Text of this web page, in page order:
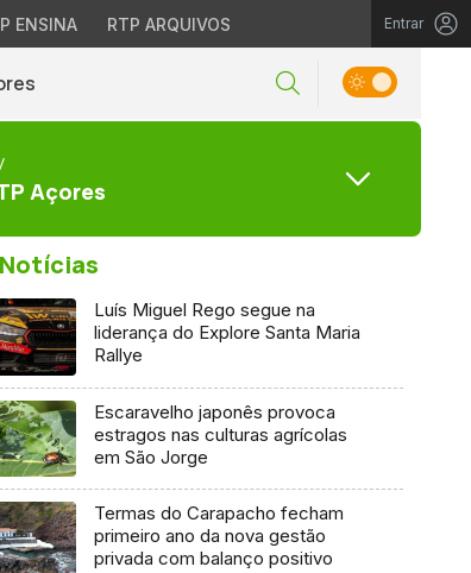
ENSINA RTP ARQUIVOS Entrar
Açores
Luís Miguel Rego segue na
liderança do Explore Santa Maria
Rallye
Escaravelho japonês provoca
estragos nas culturas agrícolas
em São Jorge
Termas do Carapacho fecham
primeiro ano da nova gestão
privada com balanço positivo